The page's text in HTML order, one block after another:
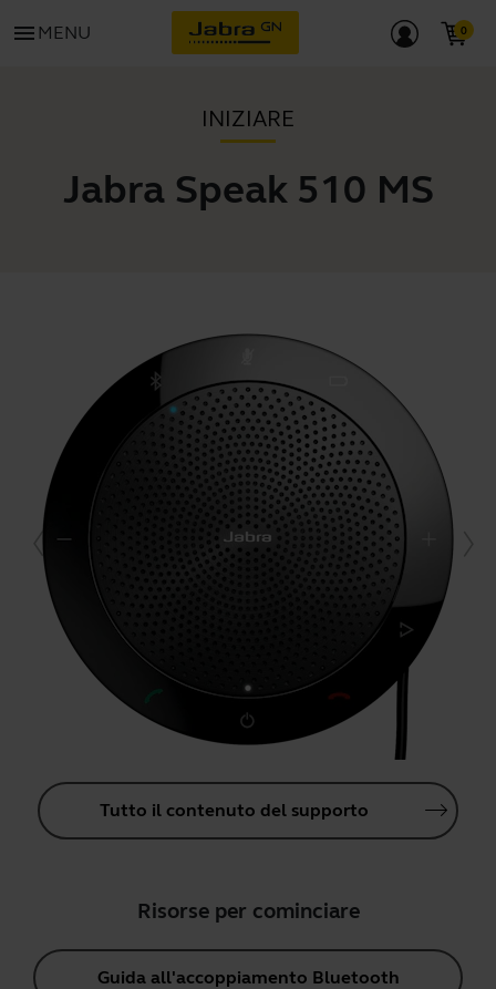
menu MENU
INIZIARE
Jabra Speak 510 MS
Tutto il contenuto del supporto
Risorse per cominciare
Guida all'accoppiamento Bluetooth